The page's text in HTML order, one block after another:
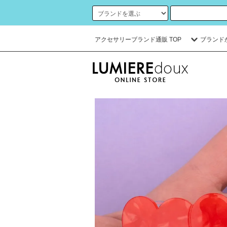
アクセサリーブランド通販 TOP ブランド